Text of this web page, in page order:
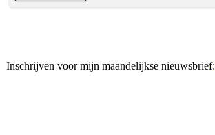
Inschrijven voor mijn maandelijkse nieuwsbrief: